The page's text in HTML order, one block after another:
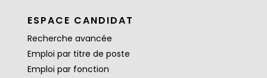
ESPACE CANDIDAT
Recherche avancée
Emploi par titre de poste
Emploi par fonction